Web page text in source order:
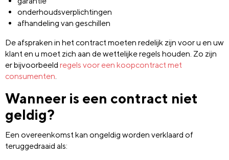
onderhoudsverplichtingen
afhandeling van geschillen
De afspraken in het contract moeten redelijk zijn voor u en uw
klant en u moet zich aan de wettelijke regels houden. Zo zijn
er bijvoorbeeld regels voor een koopcontract met
consumenten
Wanneer is een contract niet
geldig?
Een overeenkomst kan ongeldig worden verklaard of
teruggedraaid als: